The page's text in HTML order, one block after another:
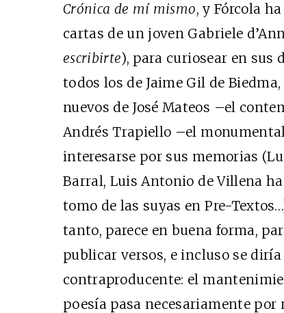
Crónica de mí mismo, y Fórcola
cartas de un joven Gabriele
escribirte), para curiosear en sus
todos los de Jaime Gil de
nuevos de José Mateos –el
Andrés Trapiello –el
interesarse por sus memorias
Barral, Luis Antonio de Villena
tomo de las suyas en Pre-
tanto, parece en buena forma,
publicar versos, e incluso se
contraproducente: el
poesía pasa necesariamente